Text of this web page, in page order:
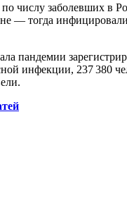
числу заболевших в
— тогда
пандемии
инфекции, 237 380